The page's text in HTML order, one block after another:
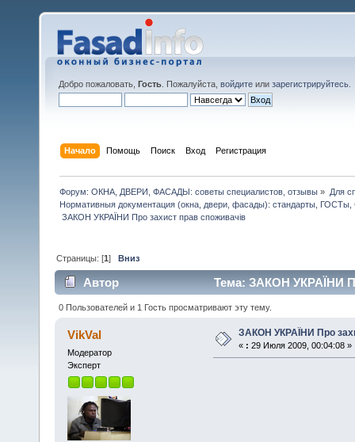
Добро пожаловать, Гость . Пожалуйста, войдите или зарегистрируйтесь
Начало Помощь Поиск Вход Регистрация
Форум: ОКНА, ДВЕРИ, ФАСАДЫ: советы специалистов, отзывы » Для
Нормативныя документация (окна, двери, фасады): стандарты,
ЗАКОН УКРАЇНИ Про захист прав споживачів
Страницы: [1]Вниз
Автор Тема: ЗАКОН УКРАЇНИ
0 Пользователей и 1 Гость просматривают эту тему.
VikVal
Модератор
Эксперт
ЗАКОН УКРАЇНИ Про
« : 29 Июля 2009, 00:04:08 »